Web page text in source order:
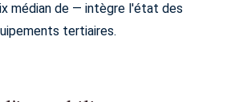
médian de — intègre l'état des
tertiaires.